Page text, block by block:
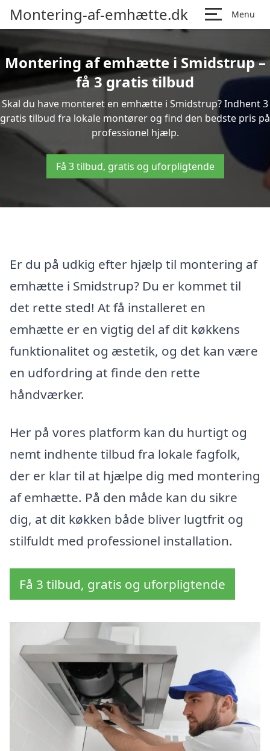
Montering-af-emhætte.dk Menu
Montering af emhætte i Smidstrup –
få 3 gratis tilbud
Skal du have monteret en emhætte i Smidstrup? Indhent 3
gratis tilbud fra lokale montører og find den bedste pris på
professionel hjælp.
Få 3 tilbud, gratis og uforpligtende
Er du på udkig efter hjælp til montering af
emhætte i Smidstrup? Du er kommet til
det rette sted! At få installeret en
emhætte er en vigtig del af dit køkkens
funktionalitet og æstetik, og det kan være
en udfordring at finde den rette
håndværker.
Her på vores platform kan du hurtigt og
nemt indhente tilbud fra lokale fagfolk,
der er klar til at hjælpe dig med montering
af emhætte. På den måde kan du sikre
dig, at dit køkken både bliver lugtfrit og
stilfuldt med professionel installation.
Få 3 tilbud, gratis og uforpligtende